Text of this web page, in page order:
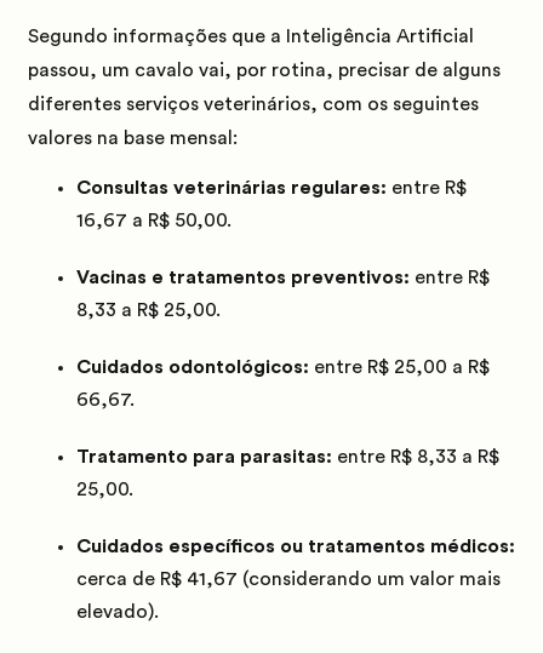
Segundo informações que a Inteligência Artificial
passou, um cavalo vai, por rotina, precisar de alguns
diferentes serviços veterinários, com os seguintes
valores na base mensal:
Consultas veterinárias regulares: entre R$
16,67 a R$ 50,00.
Vacinas e tratamentos preventivos: entre R$
8,33 a R$ 25,00.
Cuidados odontológicos: entre R$ 25,00 a R$
66,67.
Tratamento para parasitas: entre R$ 8,33 a R$
25,00.
Cuidados específicos ou tratamentos médicos:
cerca de R$ 41,67 (considerando um valor mais
elevado).